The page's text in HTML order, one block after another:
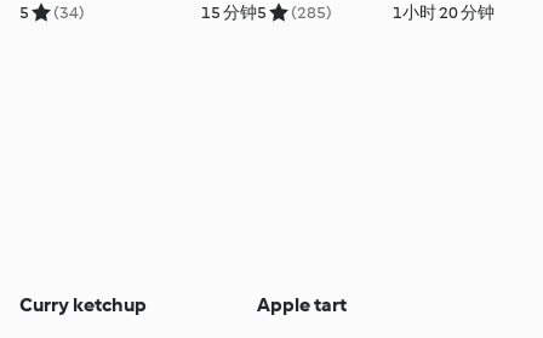
5 (34) 15 分钟5 (285) 1小时 20 分钟
Curry ketchup Apple tart